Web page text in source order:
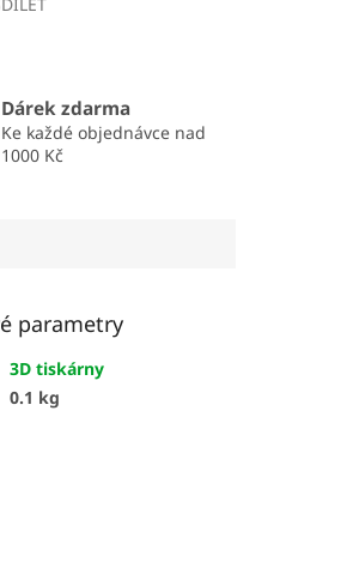
Dárek zdarma
Ke každé objednávce nad
1000 Kč
parametry
3D tiskárny
0.1 kg